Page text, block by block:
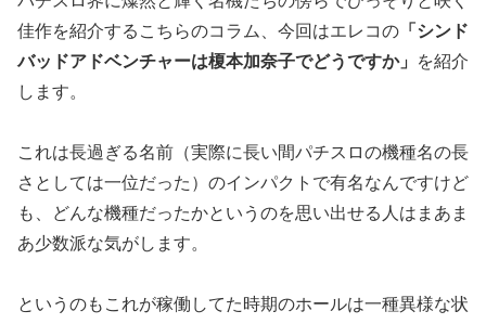
佳作を紹介するこちらのコラム、今回はエレコの 「シンド
バッドアドベンチャーは榎本加奈子でどうですか」
を紹介
します。
これは長過ぎる名前（実際に長い間パチスロの機種名の長
さとしては一位だった）のインパクトで有名なんですけど
も、どんな機種だったかというのを思い出せる人はまあま
あ少数派な気がします。
というのもこれが稼働してた時期のホールは一種異様な状